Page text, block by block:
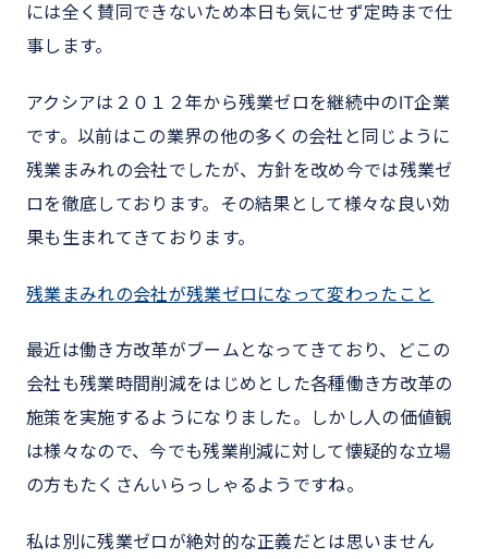
には全く賛同できないため本日も気にせず定時まで仕
事します。
アクシアは２０１２年から残業ゼロを継続中のIT企業
です。以前はこの業界の他の多くの会社と同じように
残業まみれの会社でしたが、方針を改め今では残業ゼ
ロを徹底しております。その結果として様々な良い効
果も生まれてきております。
残業まみれの会社が残業ゼロになって変わったこと
最近は働き方改革がブームとなってきており、どこの
会社も残業時間削減をはじめとした各種働き方改革の
施策を実施するようになりました。しかし人の価値観
は様々なので、今でも残業削減に対して懐疑的な立場
の方もたくさんいらっしゃるようですね。
私は別に残業ゼロが絶対的な正義だとは思いません